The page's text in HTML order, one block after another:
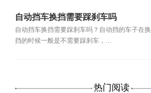
自动挡车换挡需要踩刹车吗
自动挡车换挡需要踩刹车吗？自动挡的车子在换
挡的时候一般是不需要踩刹车，...
热门阅读